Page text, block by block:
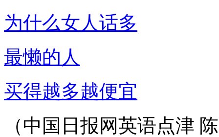
为什么女人话多
最懒的人
买得越多越便宜
（中国日报网英语点津